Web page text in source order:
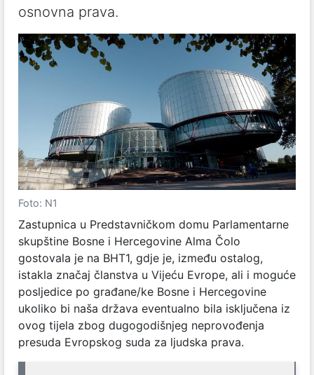
osnovna prava.
Foto: N1
Zastupnica u Predstavničkom domu Parlamentarne
skupštine Bosne i Hercegovine Alma Čolo
gostovala je na BHT1, gdje je, između ostalog,
istakla značaj članstva u Vijeću Evrope, ali i moguće
posljedice po građane/ke Bosne i Hercegovine
ukoliko bi naša država eventualno bila isključena iz
ovog tijela zbog dugogodišnjeg neprovođenja
presuda Evropskog suda za ljudska prava.